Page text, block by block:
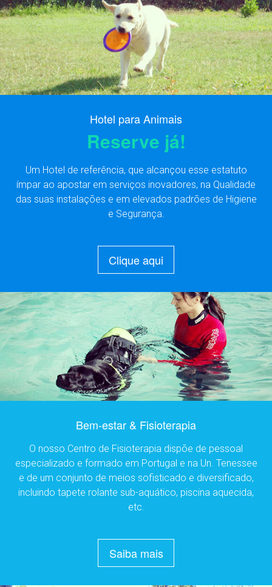
Hotel para Animais
Reserve já!
Um Hotel de referência, que alcançou esse estatuto
ímpar ao apostar em serviços inovadores, na Qualidade
das suas instalações e em elevados padrões de Higiene
e Segurança.
Clique aqui
Bem-estar & Fisioterapia
O nosso Centro de Fisioterapia dispõe de pessoal
especializado e formado em Portugal e na Un. Tenessee
e de um conjunto de meios sofisticado e diversificado,
incluindo tapete rolante sub-aquático, piscina aquecida,
etc.
Saiba mais